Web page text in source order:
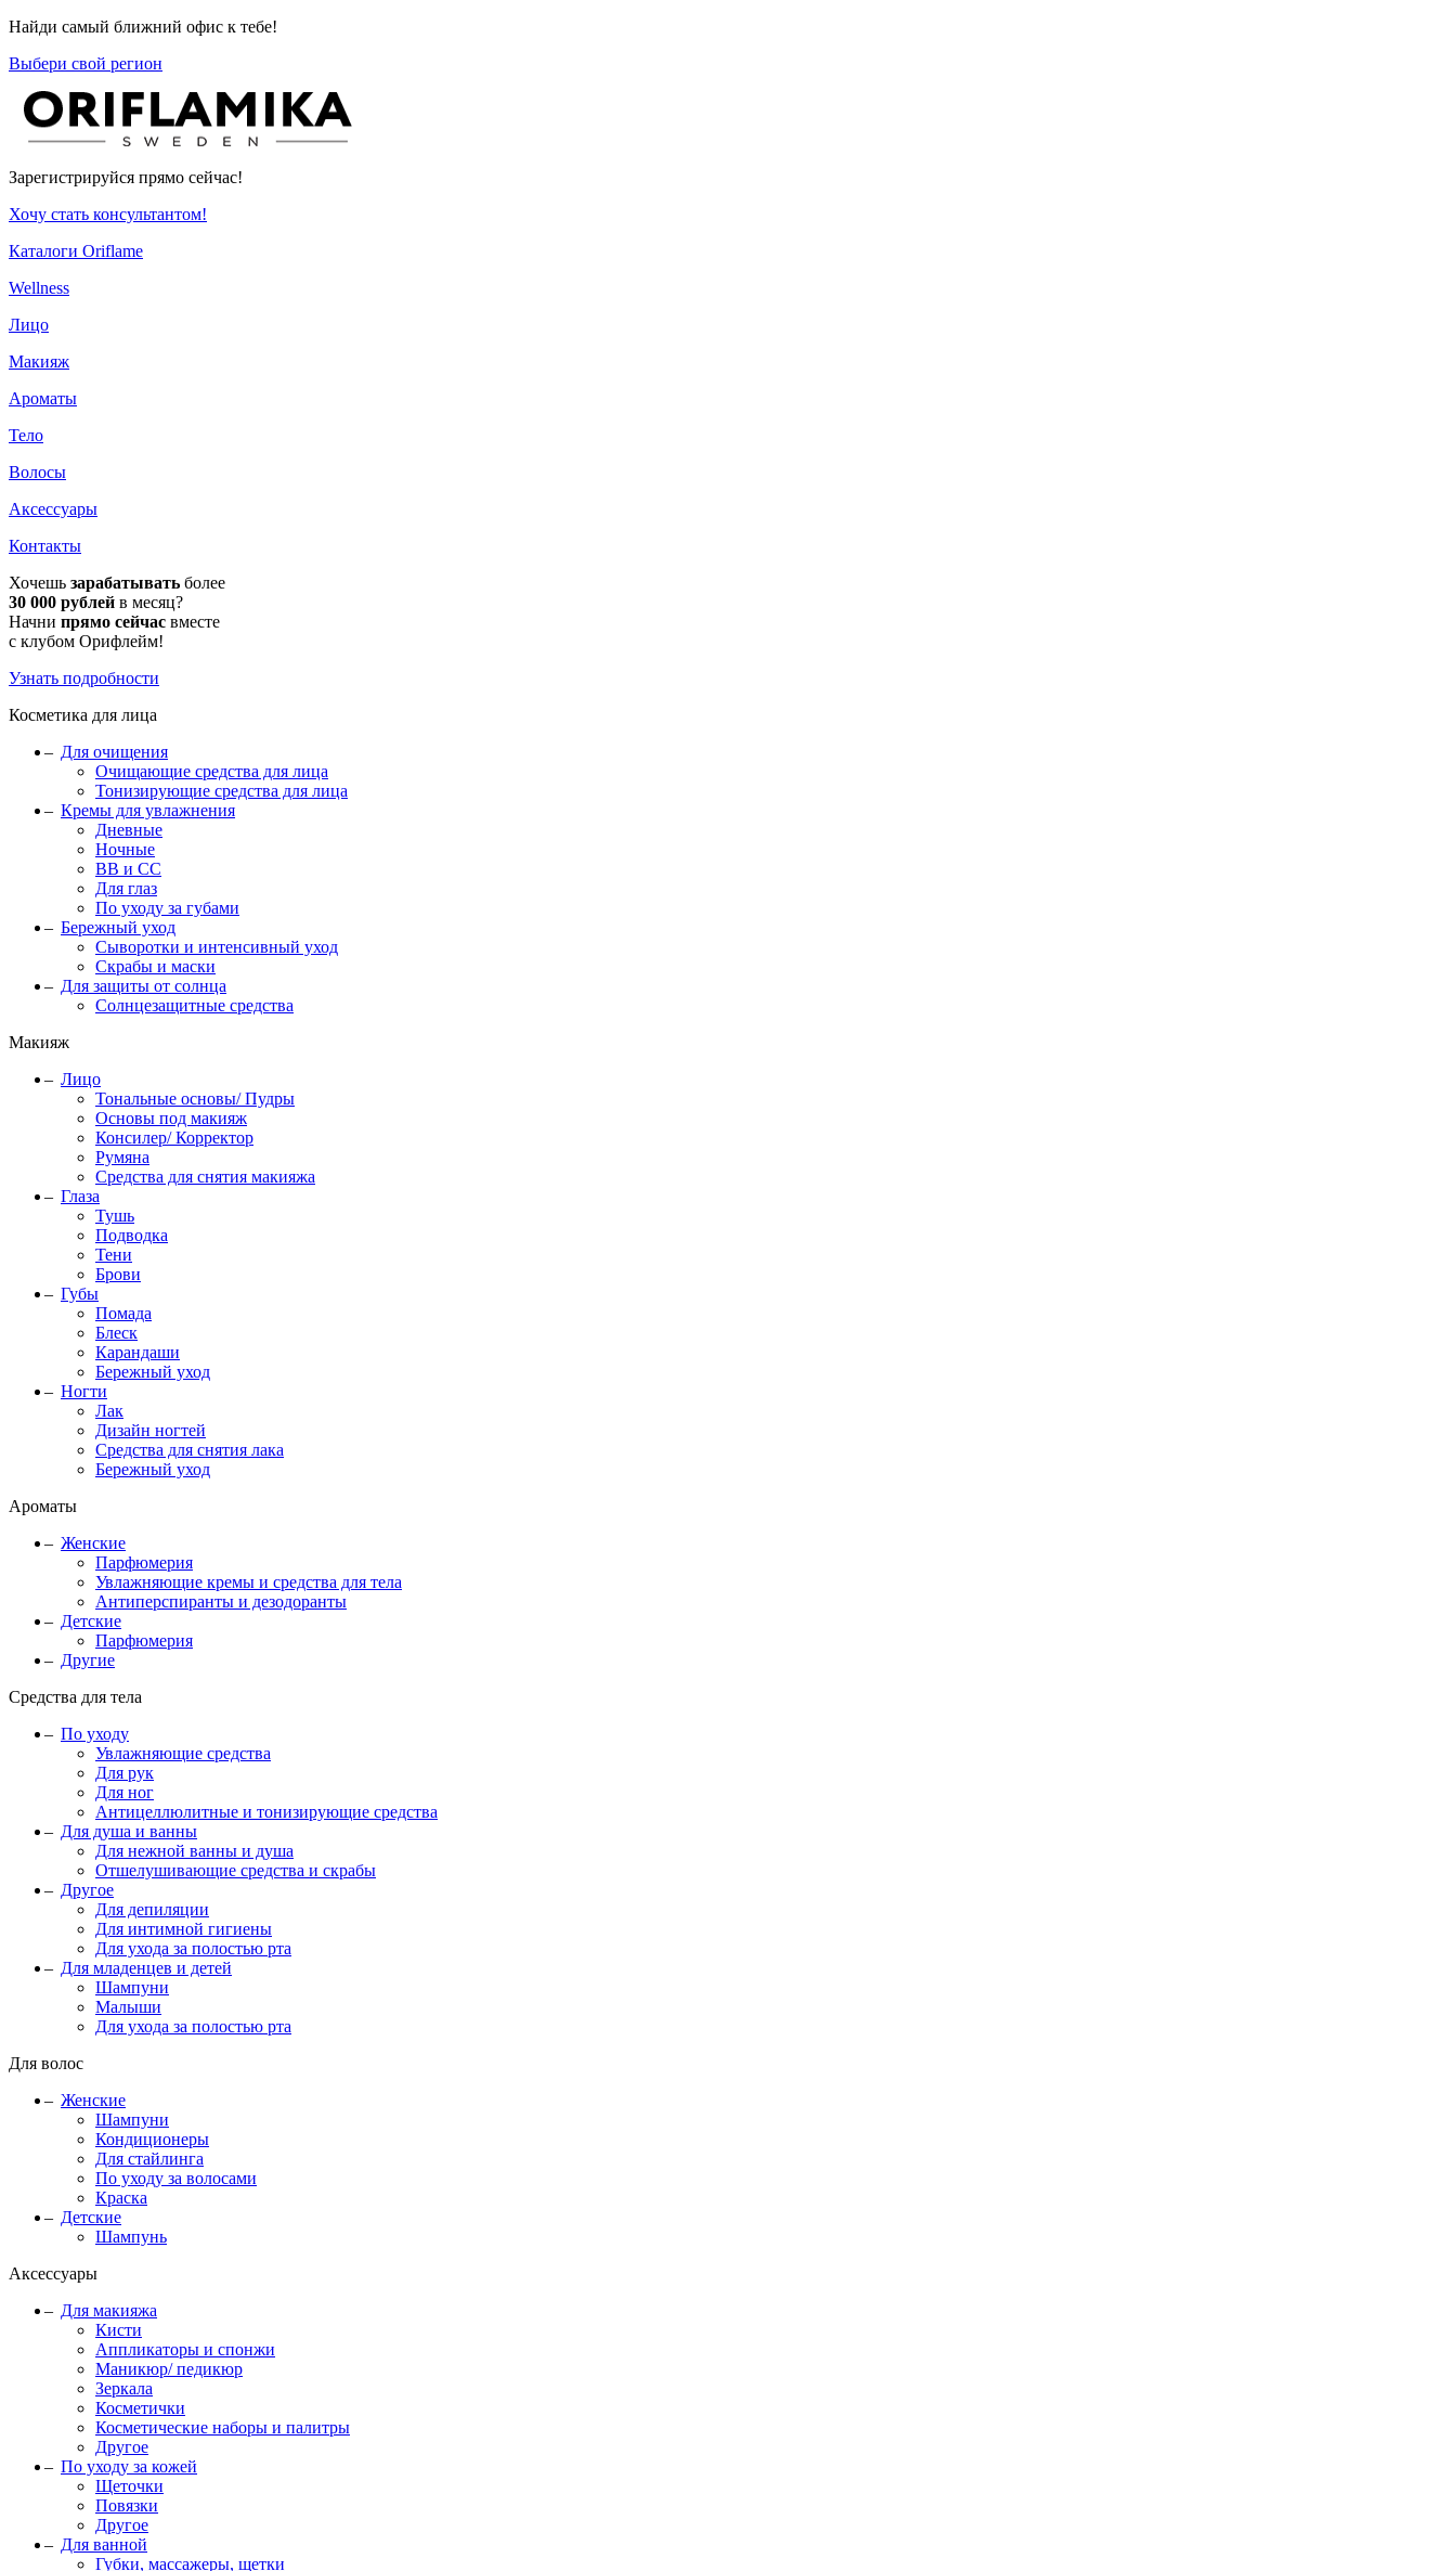
Найди самый ближний офис к тебе!
Выбери свой регион
Зарегистрируйся прямо сейчас!
Хочу стать консультантом!
Каталоги Oriflame
Wellness
Лицо
Макияж
Ароматы
Тело
Волосы
Аксессуары
Контакты
Хочешь зарабатывать более
30 000 рублей в месяц?
Начни прямо сейчас вместе
с клубом Орифлейм!
Узнать подробности
Косметика для лица
Для очищения
Очищающие средства для лица
Тонизирующие средства для лица
Кремы для увлажнения
Дневные
Ночные
BB и CC
Для глаз
По уходу за губами
Бережный уход
Сыворотки и интенсивный уход
Скрабы и маски
Для защиты от солнца
Солнцезащитные средства
Макияж
Лицо
Тональные основы/ Пудры
Основы под макияж
Консилер/ Корректор
Румяна
Средства для снятия макияжа
Глаза
Тушь
Подводка
Тени
Брови
Губы
Помада
Блеск
Карандаши
Бережный уход
Ногти
Лак
Дизайн ногтей
Средства для снятия лака
Бережный уход
Ароматы
Женские
Парфюмерия
Увлажняющие кремы и средства для тела
Антиперспиранты и дезодоранты
Детские
Парфюмерия
Другие
Средства для тела
По уходу
Увлажняющие средства
Для рук
Для ног
Антицеллюлитные и тонизирующие средства
Для душа и ванны
Для нежной ванны и душа
Отшелушивающие средства и скрабы
Другое
Для депиляции
Для интимной гигиены
Для ухода за полостью рта
Для младенцев и детей
Шампуни
Малыши
Для ухода за полостью рта
Для волос
Женские
Шампуни
Кондиционеры
Для стайлинга
По уходу за волосами
Краска
Детские
Шампунь
Аксессуары
Для макияжа
Кисти
Аппликаторы и спонжи
Маникюр/ педикюр
Зеркала
Косметички
Косметические наборы и палитры
Другое
По уходу за кожей
Щеточки
Повязки
Другое
Для ванной
Губки, массажеры, щетки